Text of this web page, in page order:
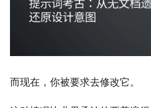
而现在，你被要求去修改它。